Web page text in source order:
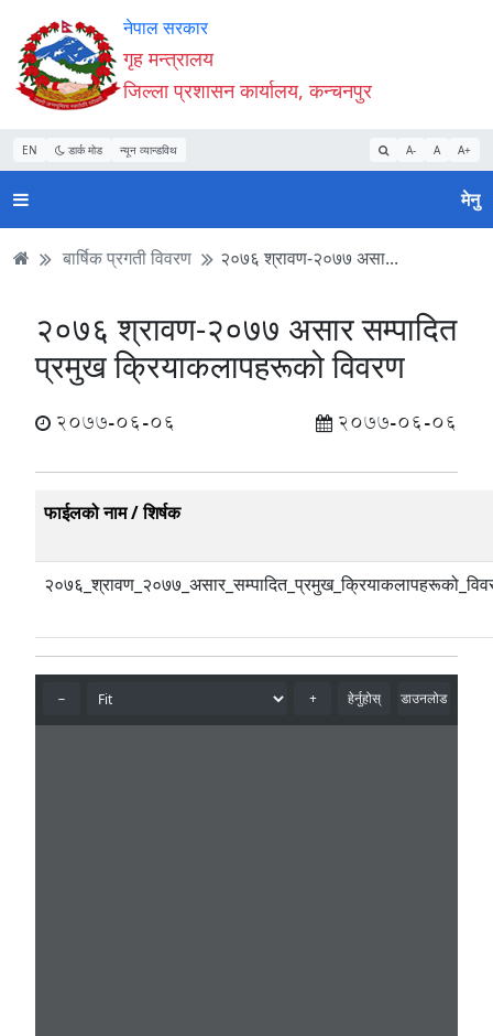
Accessibility
Mode
सुरु
गर्नुहोस्
सामाग्री
पढ्नुहाेस्
नेभिगेसन
पढ्नुहाेस्
वेबसाइट
खोजमा
जानुहोस्
नेपाल सरकार
गृह मन्त्रालय
जिल्ला प्रशासन कार्यालय, कन्चनपुर
EN डार्क मोड न्यून व्यान्डविथ A- A A+
मेनु
बार्षिक प्रगती विवरण २०७६ श्रावण-२०७७ असा...
२०७६ श्रावण-२०७७ असार सम्पादित
प्रमुख क्रियाकलापहरूको विवरण
2077-06-06 2077-06-06
फाईलको नाम / शिर्षक